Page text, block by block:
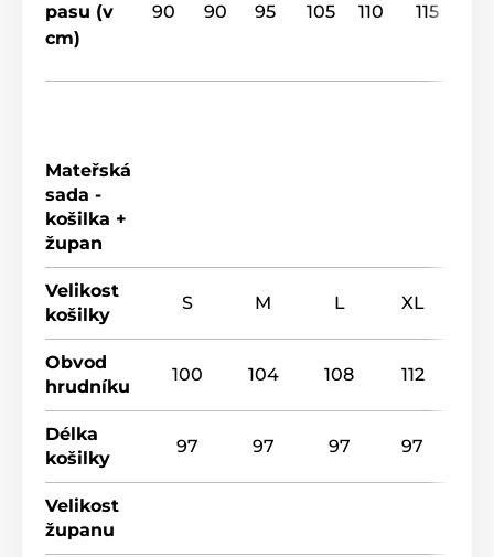
pasu (v
cm)
90
90
95
105
110
115
Mateřská
sada -
košilka +
župan
Velikost
košilky
S M L XL
Obvod
hrudníku
100 104 108 112
Délka
košilky
97 97 97 97
Velikost
županu